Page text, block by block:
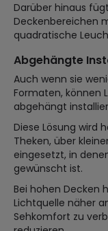
Darüber hinaus
Deckenbereichen
quadratische
Abgehängte
Auch wenn sie
Formaten, können
abgehängt
Diese Lösung wird
Theken, über
eingesetzt, in
gewünscht ist.
Bei hohen Decken
Lichtquelle näher
Sehkomfort zu